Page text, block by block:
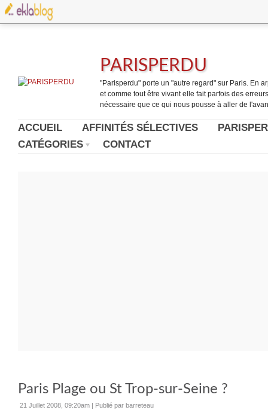
PARISPERDU
"Parisperdu" porte un "autre regard" sur Paris. En
et comme tout être vivant elle fait parfois des
nécessaire que ce qui nous pousse à aller de
ACCUEIL AFFINITÉS SÉLECTIVES
CATÉGORIES
CONTACT
Paris Plage ou St Trop-sur-Seine ?
21 Juillet 2008, 09:20am | Publié par barreteau